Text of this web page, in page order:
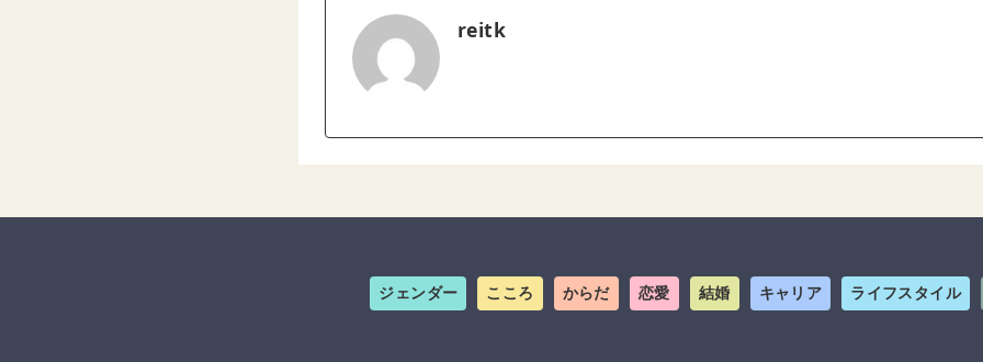
reitk
ジェンダー こころ からだ 恋愛 結婚 キャリア ライフスタイル